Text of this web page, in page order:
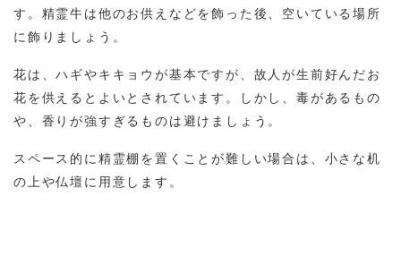
す。精霊牛は他のお供えなどを飾った後、空いている場所
に飾りましょう。
花は、ハギやキキョウが基本ですが、故人が生前好んだお
花を供えるとよいとされています。しかし、毒があるもの
や、香りが強すぎるものは避けましょう。
スペース的に精霊棚を置くことが難しい場合は、小さな机
の上や仏壇に用意します。